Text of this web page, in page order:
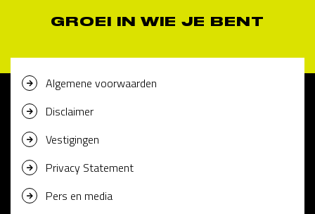
GROEI IN WIE JE BENT
Algemene voorwaarden
Disclaimer
Vestigingen
Privacy Statement
Pers en media